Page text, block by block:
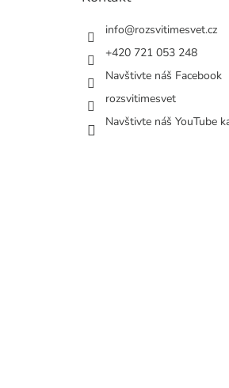
info@rozsvitimesvet.cz
+420 721 053 248
Navštivte náš Facebook
rozsvitimesvet
Navštivte náš YouTube